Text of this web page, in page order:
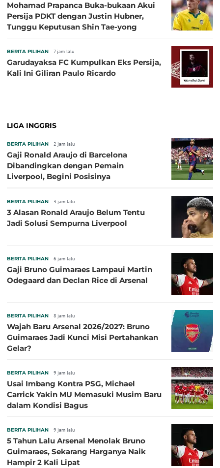
Mohamad Prapanca Buka-bukaan Akui
Persija PDKT dengan Justin Hubner,
Tunggu Keputusan Shin Tae-yong
BERITA PILIHAN 7 jam lalu
Garudayaksa FC Kumpulkan Eks Persija,
Kali Ini Giliran Paulo Ricardo
LIGA INGGRIS
BERITA PILIHAN 2 jam lalu
Gaji Ronald Araujo di Barcelona
Dibandingkan dengan Pemain
Liverpool, Begini Posisinya
BERITA PILIHAN 3 jam lalu
3 Alasan Ronald Araujo Belum Tentu
Jadi Solusi Sempurna Liverpool
BERITA PILIHAN 6 jam lalu
Gaji Bruno Guimaraes Lampaui Martin
Odegaard dan Declan Rice di Arsenal
BERITA PILIHAN 8 jam lalu
Wajah Baru Arsenal 2026/2027: Bruno
Guimaraes Jadi Kunci Misi Pertahankan
Gelar?
BERITA PILIHAN 9 jam lalu
Usai Imbang Kontra PSG, Michael
Carrick Yakin MU Memasuki Musim Baru
dalam Kondisi Bagus
BERITA PILIHAN 9 jam lalu
5 Tahun Lalu Arsenal Menolak Bruno
Guimaraes, Sekarang Harganya Naik
Hampir 2 Kali Lipat